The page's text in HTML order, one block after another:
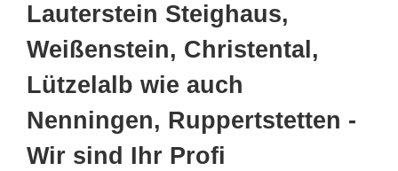
Lauterstein Steighaus,
Weißenstein, Christental,
Lützelalb wie auch
Nenningen, Ruppertstetten -
Wir sind Ihr Profi